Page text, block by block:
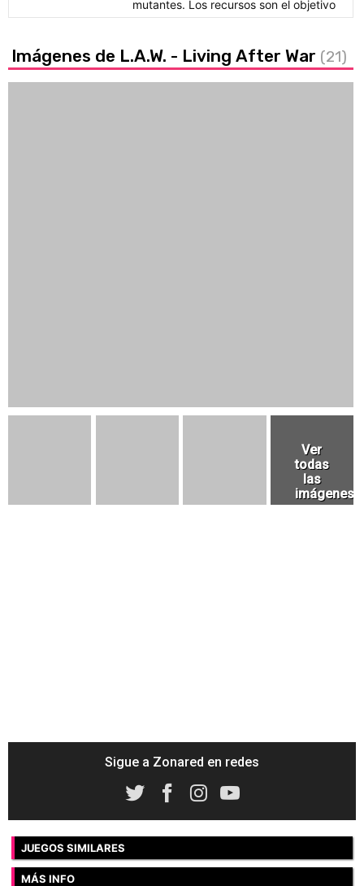
mutantes. Los recursos son el objetivo
Imágenes de L.A.W. - Living After War (21)
Sigue a Zonared en redes
JUEGOS SIMILARES
MÁS INFO